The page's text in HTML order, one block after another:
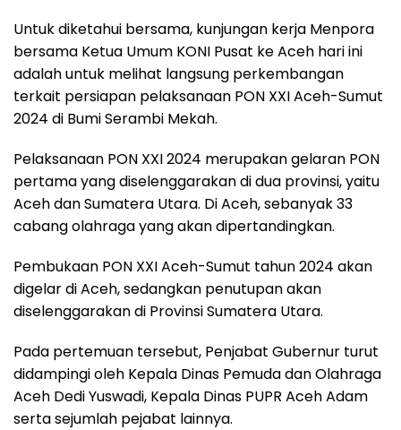
Untuk diketahui bersama, kunjungan kerja Menpora
bersama Ketua Umum KONI Pusat ke Aceh hari ini
adalah untuk melihat langsung perkembangan
terkait persiapan pelaksanaan PON XXI Aceh-Sumut
2024 di Bumi Serambi Mekah.
Pelaksanaan PON XXI 2024 merupakan gelaran PON
pertama yang diselenggarakan di dua provinsi, yaitu
Aceh dan Sumatera Utara. Di Aceh, sebanyak 33
cabang olahraga yang akan dipertandingkan.
Pembukaan PON XXI Aceh-Sumut tahun 2024 akan
digelar di Aceh, sedangkan penutupan akan
diselenggarakan di Provinsi Sumatera Utara.
Pada pertemuan tersebut, Penjabat Gubernur turut
didampingi oleh Kepala Dinas Pemuda dan Olahraga
Aceh Dedi Yuswadi, Kepala Dinas PUPR Aceh Adam
serta sejumlah pejabat lainnya.